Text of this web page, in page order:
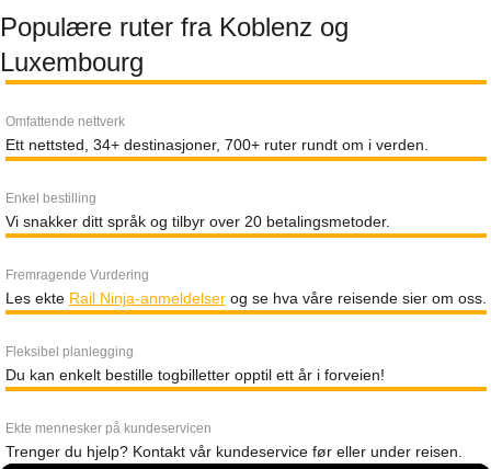
Populære ruter fra Koblenz og
Luxembourg
Omfattende nettverk
Ett nettsted, 34+ destinasjoner, 700+ ruter rundt om i verden.
Enkel bestilling
Vi snakker ditt språk og tilbyr over 20 betalingsmetoder.
Fremragende Vurdering
Les ekte Rail Ninja-anmeldelserog se hva våre reisende sier om oss.
Fleksibel planlegging
Du kan enkelt bestille togbilletter opptil ett år i forveien!
Ekte mennesker på kundeservicen
Trenger du hjelp? Kontakt vår kundeservice før eller under reisen.